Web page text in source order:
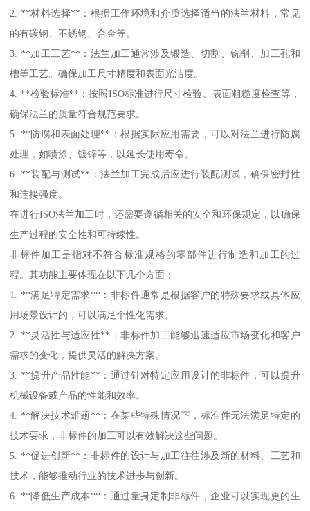
2. **材料选择**：根据工作环境和介质选择适当的法兰材料，常见
的有碳钢、不锈钢、合金等。
3. **加工工艺**：法兰加工通常涉及锻造、切割、铣削、加工孔和
槽等工艺。确保加工尺寸精度和表面光洁度。
4. **检验标准**：按照ISO标准进行尺寸检验、表面粗糙度检查等，
确保法兰的质量符合规范要求。
5. **防腐和表面处理**：根据实际应用需要，可以对法兰进行防腐
处理，如喷涂、镀锌等，以延长使用寿命。
6. **装配与测试**：法兰加工完成后应进行装配测试，确保密封性
和连接强度。
在进行ISO法兰加工时，还需要遵循相关的安全和环保规定，以确保
生产过程的安全性和可持续性。
非标件加工是指对不符合标准规格的零部件进行制造和加工的过
程。其功能主要体现在以下几个方面：
1. **满足特定需求**：非标件通常是根据客户的特殊要求或具体应
用场景设计的，可以满足个性化需求。
2. **灵活性与适应性**：非标件加工能够迅速适应市场变化和客户
需求的变化，提供灵活的解决方案。
3. **提升产品性能**：通过针对特定应用设计的非标件，可以提升
机械设备或产品的性能和效率。
4. **解决技术难题**：在某些特殊情况下，标准件无法满足特定的
技术要求，非标件的加工可以有效解决这些问题。
5. **促进创新**：非标件的设计与加工往往涉及新的材料、工艺和
技术，能够推动行业的技术进步与创新。
6. **降低生产成本**：通过量身定制非标件，企业可以实现更的生